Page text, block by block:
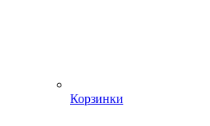
Корзинки